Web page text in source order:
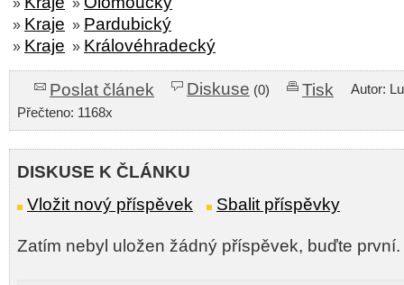
» Kraje » Pardubický
» Kraje » Královéhradecký
Poslat článek Diskuse (0) Tisk
Autor:
Přečteno: 1168x
DISKUSE K ČLÁNKU
Vložit nový příspěvek
Sbalit příspěvky
Zatím nebyl uložen žádný příspěvek, buďte první.